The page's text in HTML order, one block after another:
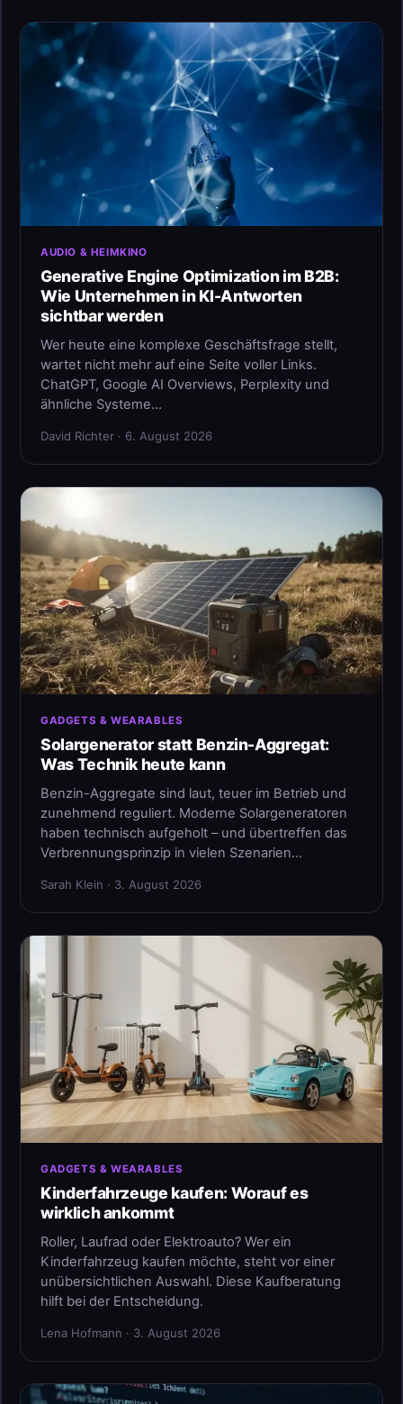
AUDIO & HEIMKINO
Generative Engine Optimization im B2B:
Wie Unternehmen in KI-Antworten
sichtbar werden
Wer heute eine komplexe Geschäftsfrage stellt,
wartet nicht mehr auf eine Seite voller Links.
ChatGPT, Google AI Overviews, Perplexity und
ähnliche Systeme…
David Richter · 6. August 2026
GADGETS & WEARABLES
Solargenerator statt Benzin-Aggregat:
Was Technik heute kann
Benzin-Aggregate sind laut, teuer im Betrieb und
zunehmend reguliert. Moderne Solargeneratoren
haben technisch aufgeholt – und übertreffen das
Verbrennungsprinzip in vielen Szenarien…
Sarah Klein · 3. August 2026
GADGETS & WEARABLES
Kinderfahrzeuge kaufen: Worauf es
wirklich ankommt
Roller, Laufrad oder Elektroauto? Wer ein
Kinderfahrzeug kaufen möchte, steht vor einer
unübersichtlichen Auswahl. Diese Kaufberatung
hilft bei der Entscheidung.
Lena Hofmann · 3. August 2026